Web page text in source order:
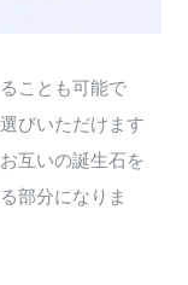
ことも可能で
びいただけます
互いの誕生石を
部分になりま